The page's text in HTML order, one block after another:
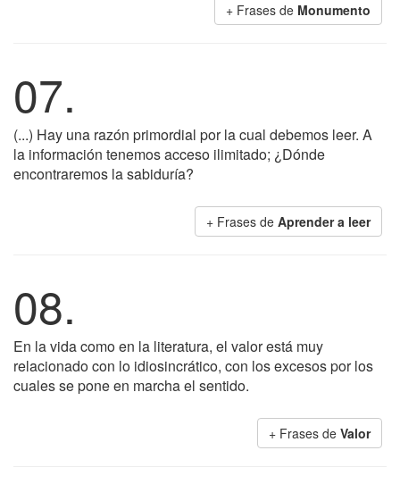
+ Frases de Monumento
07.
(...) Hay una razón primordial por la cual debemos leer. A
la información tenemos acceso ilimitado; ¿Dónde
encontraremos la sabiduría?
+ Frases de Aprender a leer
08.
En la vida como en la literatura, el valor está muy
relacionado con lo idiosincrático, con los excesos por los
cuales se pone en marcha el sentido.
+ Frases de Valor